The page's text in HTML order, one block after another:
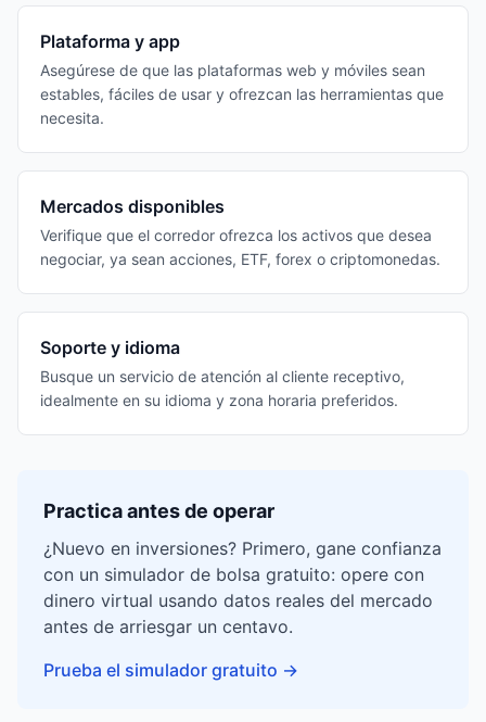
Plataforma y app
Asegúrese de que las plataformas web y móviles sean
estables, fáciles de usar y ofrezcan las herramientas que
necesita.
Mercados disponibles
Verifique que el corredor ofrezca los activos que desea
negociar, ya sean acciones, ETF, forex o criptomonedas.
Soporte y idioma
Busque un servicio de atención al cliente receptivo,
idealmente en su idioma y zona horaria preferidos.
Practica antes de operar
¿Nuevo en inversiones? Primero, gane confianza
con un simulador de bolsa gratuito: opere con
dinero virtual usando datos reales del mercado
antes de arriesgar un centavo.
Prueba el simulador gratuito →